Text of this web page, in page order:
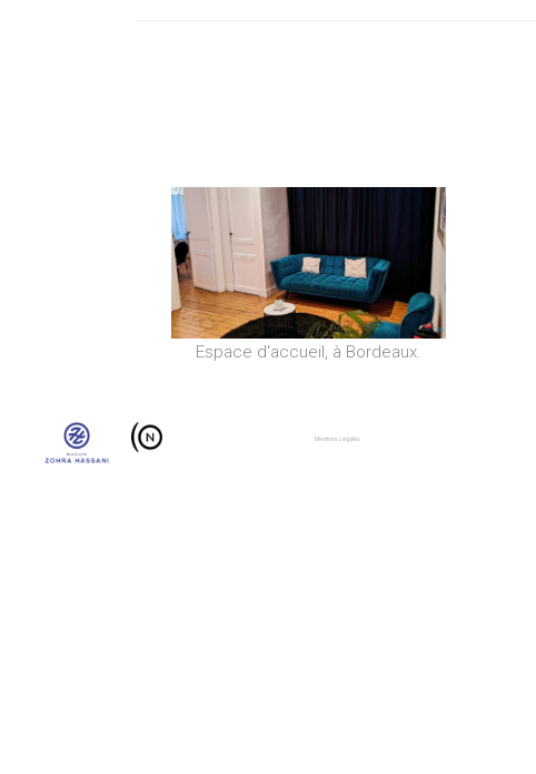
Espace d'accueil, à Bordeaux.
Mentions Légales